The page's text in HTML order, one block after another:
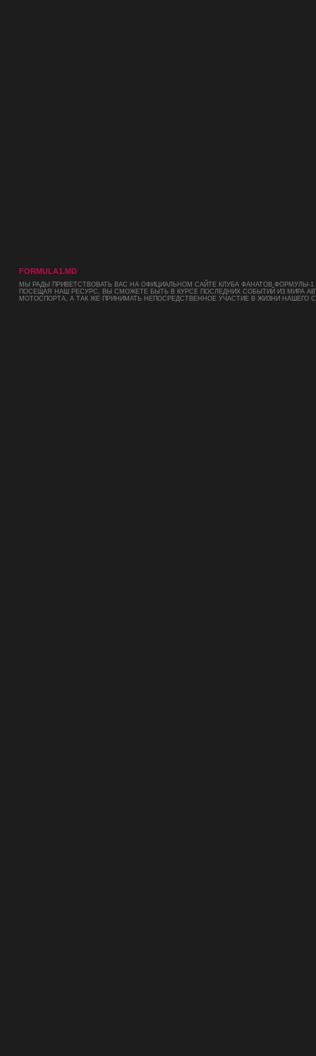
FORMULA1.MD
МЫ РАДЫ ПРИВЕТСТВОВАТЬ ВАС НА ОФИЦИАЛЬНОМ САЙТЕ КЛУБА ФАНАТОВ ФОРМУЛЫ-
ПОСЕЩАЯ НАШ РЕСУРС, ВЫ СМОЖЕТЕ БЫТЬ В КУРСЕ ПОСЛЕДНИХ СОБЫТИЙ ИЗ МИРА
МОТОСПОРТА, А ТАК ЖЕ ПРИНИМАТЬ НЕПОСРЕДСТВЕННОЕ УЧАСТИЕ В ЖИЗНИ НАШЕГО